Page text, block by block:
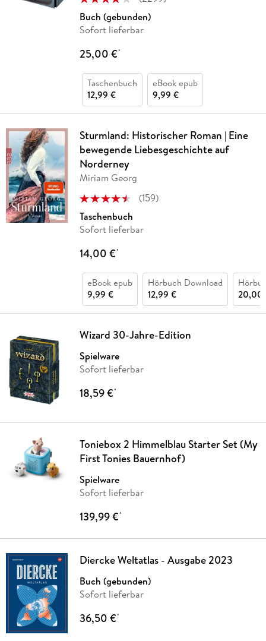
Buch (gebunden)
Sofort lieferbar
25,00 €*
Taschenbuch
12,99 €
eBook epub
9,99 €
Sturmland: Historischer Roman | Eine
bewegende Liebesgeschichte auf
Norderney
Miriam Georg
(159)
Taschenbuch
Sofort lieferbar
14,00 €*
eBook epub
9,99 €
Hörbuch Download
12,99 €
20,00
Wizard 30-Jahre-Edition
Spielware
Sofort lieferbar
18,59 €*
Toniebox 2 Himmelblau Starter Set (My
First Tonies Bauernhof)
Spielware
Sofort lieferbar
139,99 €*
Diercke Weltatlas - Ausgabe 2023
Buch (gebunden)
Sofort lieferbar
36,50 €*